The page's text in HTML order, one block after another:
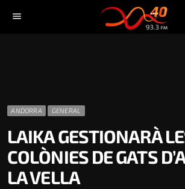
menu
ANDORRA GENERAL
LAIKA GESTIONARÀ
COLÒNIES DE GATS
LA VELLA